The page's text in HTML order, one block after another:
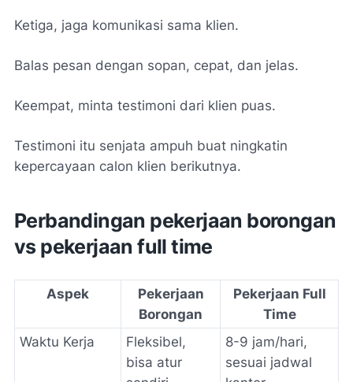
Ketiga, jaga komunikasi sama klien.
Balas pesan dengan sopan, cepat, dan jelas.
Keempat, minta testimoni dari klien puas.
Testimoni itu senjata ampuh buat ningkatin
kepercayaan calon klien berikutnya.
Perbandingan pekerjaan borongan
vs pekerjaan full time
Aspek
Pekerjaan
Borongan
Pekerjaan Full
Time
Waktu Kerja
Fleksibel,
bisa atur
8-9 jam/hari,
sesuai jadwal